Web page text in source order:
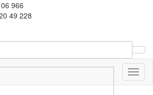
966
49 228